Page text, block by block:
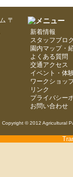
〒
新着情報
スタッフブロ
園内マップ・
よくある質問
交通アクセス
イベント・体
ワークショッ
リンク
プライバシー
お問い合わせ
Copyright © 2012 Agricultural